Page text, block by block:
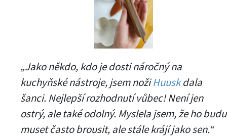
„Jako někdo, kdo je dosti náročný na
kuchyňské nástroje, jsem nožiHuuskdala
šanci. Nejlepší rozhodnutí vůbec! Není jen
ostrý, ale také odolný. Myslela jsem, že ho budu
muset často brousit, ale stále krájí jako sen.“